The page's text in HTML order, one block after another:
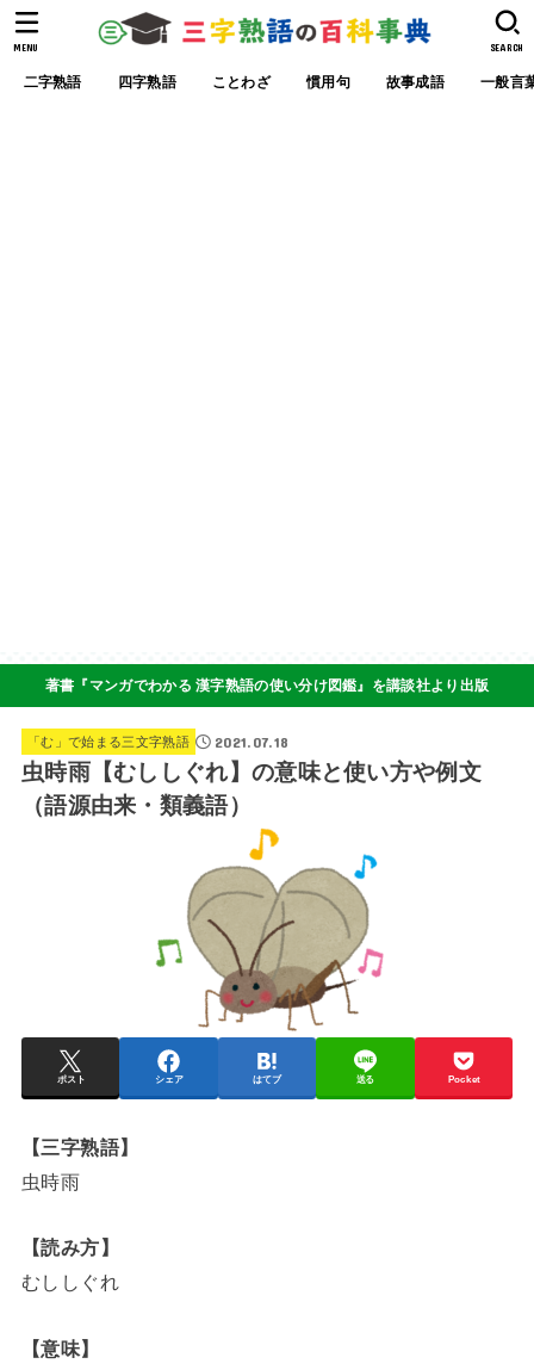
二字熟語 四字熟語 ことわざ 慣用句 故事成語 一般言
SEARCH
MENU
著書『マンガでわかる 漢字熟語の使い分け図鑑』を講談社より出版
「む」で始まる三文字熟語 2021.07.18
虫時雨【むししぐれ】の意味と使い方や例文
（語源由来・類義語）
ポスト シェア はてブ 送る Pocket
【三字熟語】
虫時雨
【読み方】
むししぐれ
【意味】